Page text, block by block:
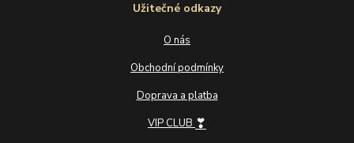
Užitečné odkazy
O nás
Obchodní podmínky
Doprava a platba
VIP CLUB ❣